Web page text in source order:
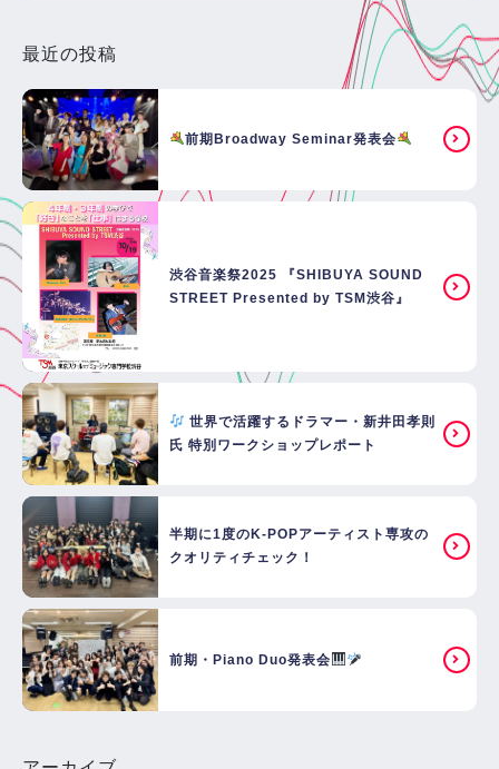
最近の投稿
前期Broadway Seminar発表会
渋谷音楽祭2025 『SHIBUYA SOUND
STREET Presented by TSM渋谷』
世界で活躍するドラマー・新井田孝則
氏 特別ワークショップレポート
半期に1度のK-POPアーティスト専攻の
クオリティチェック！
前期・Piano Duo発表会